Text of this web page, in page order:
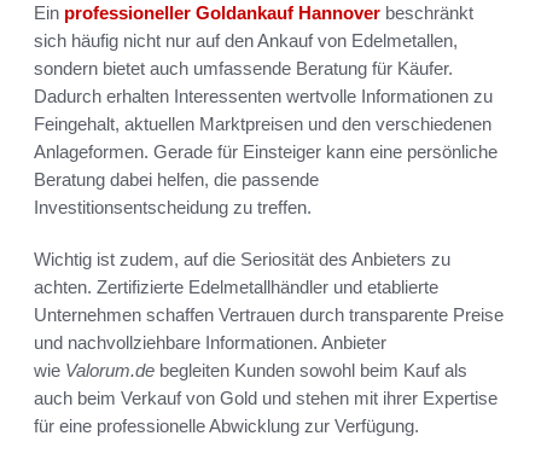
Ein professioneller Goldankauf Hannover beschränkt
sich häufig nicht nur auf den Ankauf von Edelmetallen,
sondern bietet auch umfassende Beratung für Käufer.
Dadurch erhalten Interessenten wertvolle Informationen zu
Feingehalt, aktuellen Marktpreisen und den verschiedenen
Anlageformen. Gerade für Einsteiger kann eine persönliche
Beratung dabei helfen, die passende
Investitionsentscheidung zu treffen.
Wichtig ist zudem, auf die Seriosität des Anbieters zu
achten. Zertifizierte Edelmetallhändler und etablierte
Unternehmen schaffen Vertrauen durch transparente Preise
und nachvollziehbare Informationen. Anbieter
wie Valorum.de begleiten Kunden sowohl beim Kauf als
auch beim Verkauf von Gold und stehen mit ihrer Expertise
für eine professionelle Abwicklung zur Verfügung.